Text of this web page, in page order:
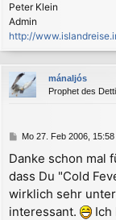
Peter Klein
Admin
http://
mánaljós
Prophet des
B
i
t
r
a
g
Mo 27. Feb 2006, 15:58
Danke schon mal
dass Du "Cold
wirklich sehr
interessant.
Ich